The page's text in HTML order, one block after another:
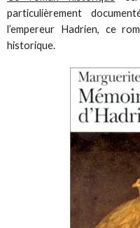
particulièrement
l’empereur Hadrien, ce
historique.